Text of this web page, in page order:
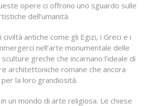
opere ci offrono uno sguardo sulle
dell’umanità.
antiche come gli Egizi, i Greci e i
nell’arte monumentale delle
greche che incarnano l’ideale di
architettoniche romane che ancora
la loro grandiosità.
un mondo di arte religiosa. Le chiese